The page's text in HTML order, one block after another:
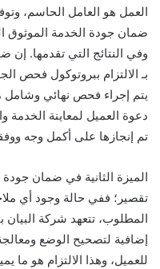
العمل هو العامل الحاسم،
ضمان جودة الخدمة الموثوق
وفي النتائج التي تقدمها. إن
بـ الالتزام ببروتوكول فحص
يتم إجراء فحص نهائي
دعوة العميل لمعاينة الخدمة
تم إنجازها على أكمل وجه
الميزة الثانية في ضمان
تقصير؛ ففي حالة وجود أي
المطلوب، تتعهد شركة
إضافية لتصحيح الوضع
للعميل، وهذا الالتزام هو ما